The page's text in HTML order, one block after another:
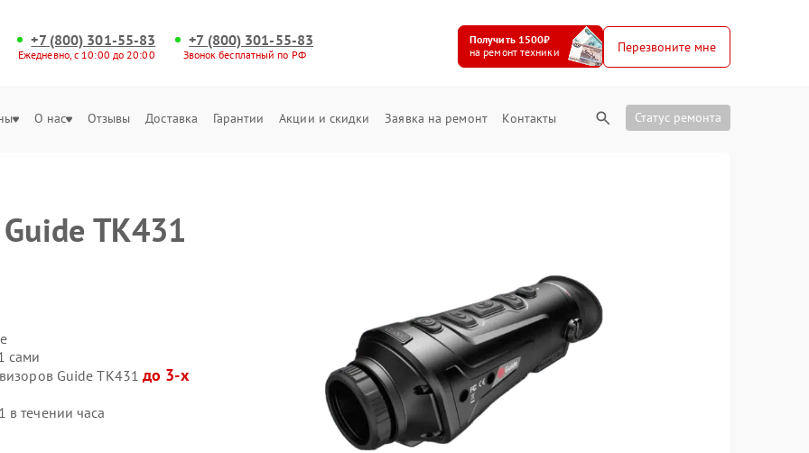
+7 (800) 301-55-83
Ежедневно, с 10:00 до 20:00
+7 (800) 301-55-83
Звонок бесплатный по РФ
Получить 1500₽
на ремонт техники
Перезвоните мне
О нас Отзывы Доставка Гарантии Акции и скидки Заявка на ремонт Контакты Статус ремонта
TK431
сами
Guide TK431 до 3-х
течении часа